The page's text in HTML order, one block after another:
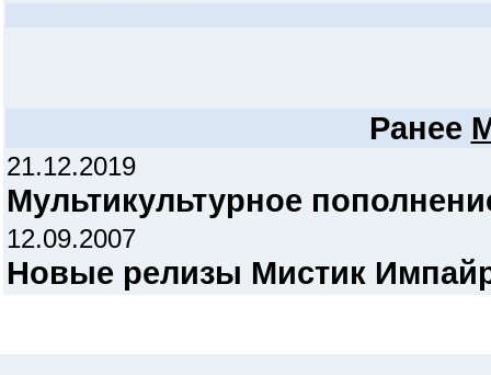
Ранее
21.12.2019
Мультикультурное
12.09.2007
Новые релизы Мистик